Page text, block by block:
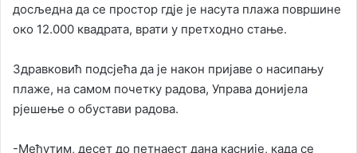
досљедна да се простор гдје је насута плажа површине
око 12.000 квадрата, врати у претходно стање.
Здравковић подсјећа да је након пријаве о насипању
плаже, на самом почетку радова, Управа донијела
рјешење о обустави радова.
-Међутим, десет до петнаест дана касније, када се